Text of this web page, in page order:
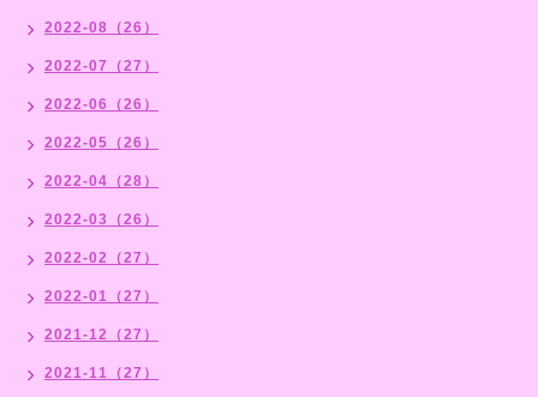
2022-08（26）
2022-07（27）
2022-06（26）
2022-05（26）
2022-04（28）
2022-03（26）
2022-02（27）
2022-01（27）
2021-12（27）
2021-11（27）